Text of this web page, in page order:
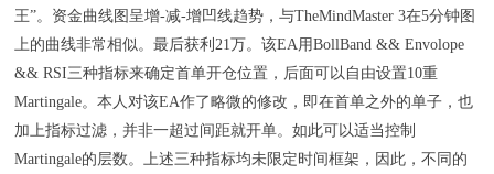
王”。资金曲线图呈增-减-增凹线趋势，与TheMindMaster 3在5分钟图
上的曲线非常相似。最后获利21万。该EA用BollBand && Envolope
&& RSI三种指标来确定首单开仓位置，后面可以自由设置10重
Martingale。本人对该EA作了略微的修改，即在首单之外的单子，也
加上指标过滤，并非一超过间距就开单。如此可以适当控制
Martingale的层数。上述三种指标均未限定时间框架，因此，不同的